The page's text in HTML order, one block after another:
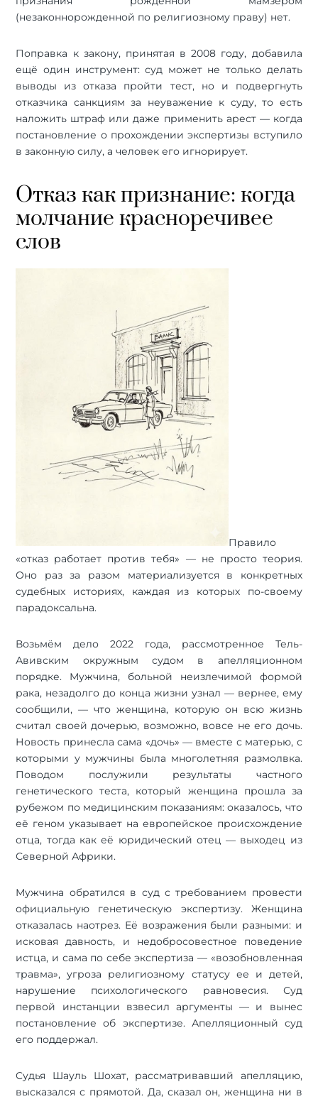
(незаконнорожденной по религиозному праву) нет.
Поправка к закону, принятая в 2008 году, добавила
ещё один инструмент: суд может не только делать
выводы из отказа пройти тест, но и подвергнуть
отказчика санкциям за неуважение к суду, то есть
наложить штраф или даже применить арест — когда
постановление о прохождении экспертизы вступило
в законную силу, а человек его игнорирует.
Отказ как признание: когда
молчание красноречивее
слов
Правило
«отказ работает против тебя» — не просто теория.
Оно раз за разом материализуется в конкретных
судебных историях, каждая из которых по-своему
парадоксальна.
Возьмём дело 2022 года, рассмотренное Тель-
Авивским окружным судом в апелляционном
порядке. Мужчина, больной неизлечимой формой
рака, незадолго до конца жизни узнал — вернее, ему
сообщили, — что женщина, которую он всю жизнь
считал своей дочерью, возможно, вовсе не его дочь.
Новость принесла сама «дочь» — вместе с матерью, с
которыми у мужчины была многолетняя размолвка.
Поводом послужили результаты частного
генетического теста, который женщина прошла за
рубежом по медицинским показаниям: оказалось, что
её геном указывает на европейское происхождение
отца, тогда как её юридический отец — выходец из
Северной Африки.
Мужчина обратился в суд с требованием провести
официальную генетическую экспертизу. Женщина
отказалась наотрез. Её возражения были разными: и
исковая давность, и недобросовестное поведение
истца, и сама по себе экспертиза — «возобновленная
травма», угроза религиозному статусу ее и детей,
нарушение психологического равновесия. Суд
первой инстанции взвесил аргументы — и вынес
постановление об экспертизе. Апелляционный суд
его поддержал.
Судья Шауль Шохат, рассматривавший апелляцию,
высказался с прямотой. Да, сказал он, женщина ни в